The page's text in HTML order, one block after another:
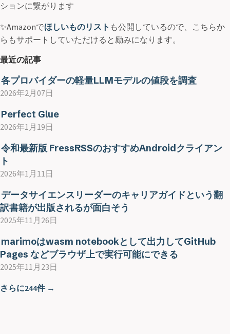
ションに繋がります
✨Amazonでほしいものリスト も公開しているので、こちらか
らもサポートしていただけると励みになります。
最近の記事
各プロバイダーの軽量LLMモデルの値段を調査
2026年2月07日
Perfect Glue
2026年1月19日
令和最新版 FressRSSのおすすめAndroidクライアン
ト
2026年1月11日
データサイエンスリーダーのキャリアガイドという翻
訳書籍が出版されるが面白そう
2025年11月26日
marimoはwasm notebookとして出力してGitHub
Pages などブラウザ上で実行可能にできる
2025年11月23日
さらに244件 →